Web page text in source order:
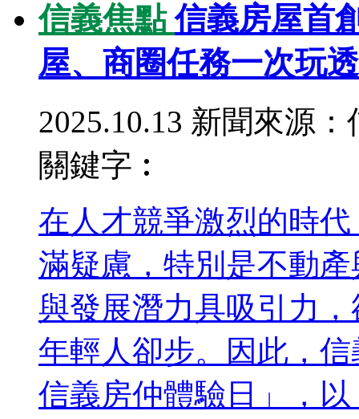
信義焦點信義房屋首
屋、商圈任務一次玩透
2025.10.13 新聞來源：
關鍵字︰
在人才競爭激烈的時
滿疑慮，特別是不動
與發展潛力具吸引力
年輕人卻步。因此，
信義房仲體驗日」，